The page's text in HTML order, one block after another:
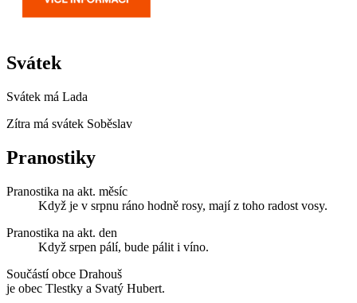
Svátek
Svátek má Lada
Zítra má svátek Soběslav
Pranostiky
Pranostika na akt. měsíc
Když je v srpnu ráno hodně rosy, mají z toho radost vosy.
Pranostika na akt. den
Když srpen pálí, bude pálit i víno.
Součástí obce Drahouš
je obec Tlestky a Svatý Hubert.